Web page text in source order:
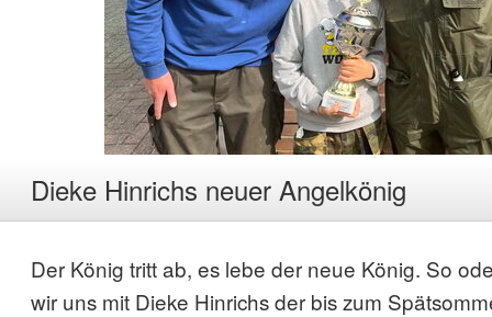
Dieke Hinrichs neuer Angelkönig
Der König tritt ab, es lebe der neue König. So
wir uns mit Dieke Hinrichs der bis zum